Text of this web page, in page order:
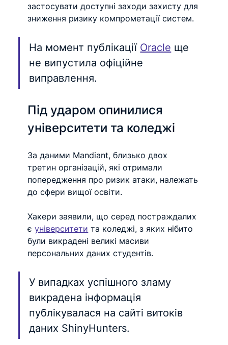
застосувати доступні заходи захисту для
зниження ризику компрометації систем.
На момент публікації Oracle ще
не випустила офіційне
виправлення.
Під ударом опинилися
університети та коледжі
За даними Mandiant, близько двох
третин організацій, які отримали
попередження про ризик атаки, належать
до сфери вищої освіти.
Хакери заявили, що серед постраждалих
є університети та коледжі, з яких нібито
були викрадені великі масиви
персональних даних студентів.
У випадках успішного зламу
викрадена інформація
публікувалася на сайті витоків
даних ShinyHunters.